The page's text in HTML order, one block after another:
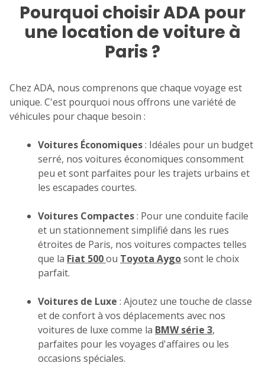
Pourquoi choisir ADA pour
une location de voiture à
Paris ?
Chez ADA, nous comprenons que chaque voyage est
unique. C'est pourquoi nous offrons une variété de
véhicules pour chaque besoin :
Voitures Économiques: Idéales pour un budget
serré, nos voitures économiques consomment
peu et sont parfaites pour les trajets urbains et
les escapades courtes.
Voitures Compactes: Pour une conduite facile
et un stationnement simplifié dans les rues
étroites de Paris, nos voitures compactes telles
que la Fiat 500ou Toyota Aygosont le choix
parfait.
Voitures de Luxe : Ajoutez une touche de classe
et de confort à vos déplacements avec nos
voitures de luxe comme la BMW série 3,
parfaites pour les voyages d'affaires ou les
occasions spéciales.